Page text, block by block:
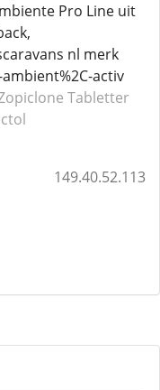
Pro Line uit
nl merk
activ
Tabletter
149.40.52.113